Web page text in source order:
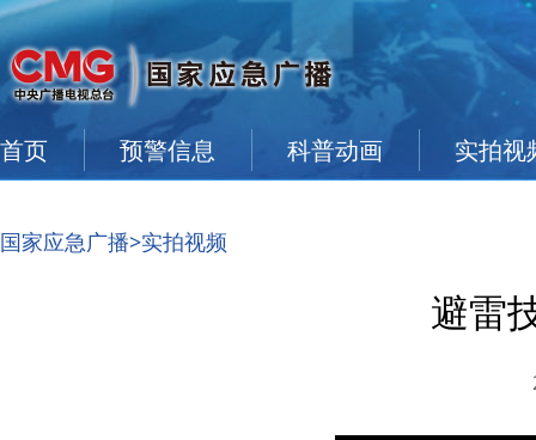
首页 预警信息 科普动画 实拍视
国家应急广播>实拍视频
避雷